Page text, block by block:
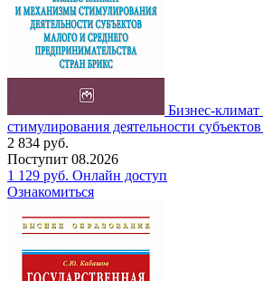
Бизнес-
стимулирования деятельности
2 834 руб.
Поступит 08.2026
1 129 руб. Онлайн доступ
Ознакомиться